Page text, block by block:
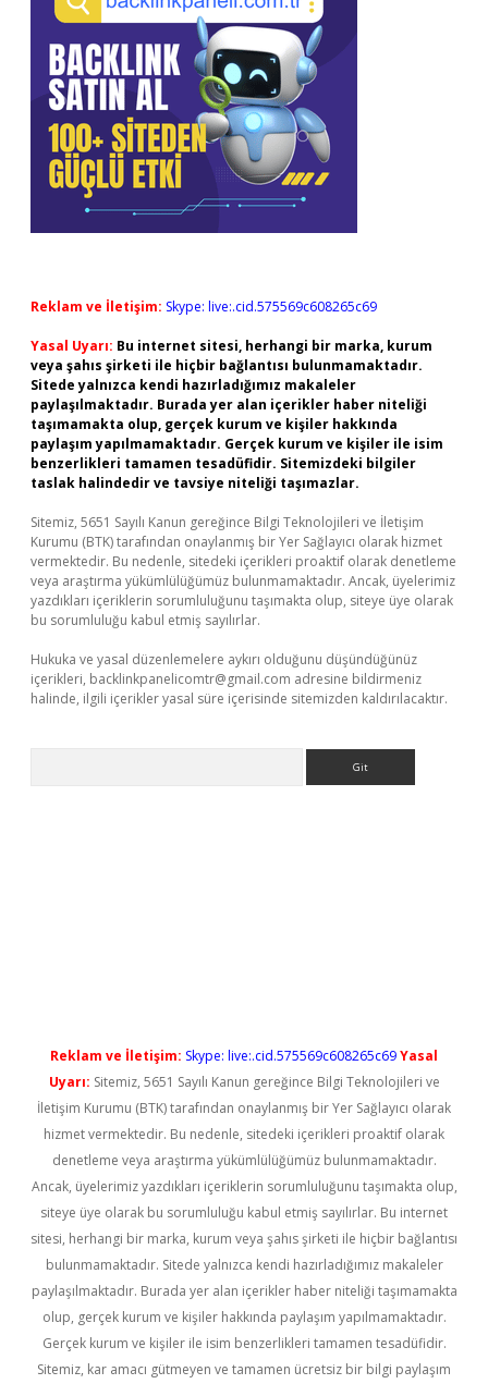
Reklam ve İletişim: Skype: live:.cid.575569c608265c69
Yasal Uyarı: Bu internet sitesi, herhangi bir marka, kurum
veya şahıs şirketi ile hiçbir bağlantısı bulunmamaktadır.
Sitede yalnızca kendi hazırladığımız makaleler
paylaşılmaktadır. Burada yer alan içerikler haber niteliği
taşımamakta olup, gerçek kurum ve kişiler hakkında
paylaşım yapılmamaktadır. Gerçek kurum ve kişiler ile isim
benzerlikleri tamamen tesadüfidir. Sitemizdeki bilgiler
taslak halindedir ve tavsiye niteliği taşımazlar.
Sitemiz, 5651 Sayılı Kanun gereğince Bilgi Teknolojileri ve İletişim
Kurumu (BTK) tarafından onaylanmış bir Yer Sağlayıcı olarak hizmet
vermektedir. Bu nedenle, sitedeki içerikleri proaktif olarak denetleme
veya araştırma yükümlülüğümüz bulunmamaktadır. Ancak, üyelerimiz
yazdıkları içeriklerin sorumluluğunu taşımakta olup, siteye üye olarak
bu sorumluluğu kabul etmiş sayılırlar.
Hukuka ve yasal düzenlemelere aykırı olduğunu düşündüğünüz
içerikleri, backlinkpanelicomtr@gmail.com adresine bildirmeniz
halinde, ilgili içerikler yasal süre içerisinde sitemizden kaldırılacaktır.
Reklam ve İletişim: Skype: live:.cid.575569c608265c69Yasal
Uyarı: Sitemiz, 5651 Sayılı Kanun gereğince Bilgi Teknolojileri ve
İletişim Kurumu (BTK) tarafından onaylanmış bir Yer Sağlayıcı olarak
hizmet vermektedir. Bu nedenle, sitedeki içerikleri proaktif olarak
denetleme veya araştırma yükümlülüğümüz bulunmamaktadır.
Ancak, üyelerimiz yazdıkları içeriklerin sorumluluğunu taşımakta olup,
siteye üye olarak bu sorumluluğu kabul etmiş sayılırlar. Bu internet
sitesi, herhangi bir marka, kurum veya şahıs şirketi ile hiçbir bağlantısı
bulunmamaktadır. Sitede yalnızca kendi hazırladığımız makaleler
paylaşılmaktadır. Burada yer alan içerikler haber niteliği taşımamakta
olup, gerçek kurum ve kişiler hakkında paylaşım yapılmamaktadır.
Gerçek kurum ve kişiler ile isim benzerlikleri tamamen tesadüfidir.
Sitemiz, kar amacı gütmeyen ve tamamen ücretsiz bir bilgi paylaşım